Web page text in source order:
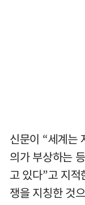
신문이 “세계는
의가 부상하는
고 있다”고 지
쟁을 지칭한 것